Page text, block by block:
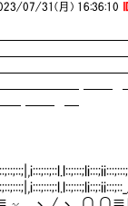
07/31(月) 16:36:10
──
── ─
ヽ_/_ヽ_.∩.∩≡l/